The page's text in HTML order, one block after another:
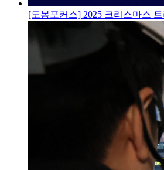
[도봉포커스] 2025 크리스마스